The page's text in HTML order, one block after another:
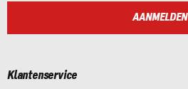
AANMELDEN
Klantenservice